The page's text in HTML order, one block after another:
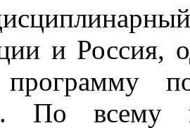
и Россия,
программу
По